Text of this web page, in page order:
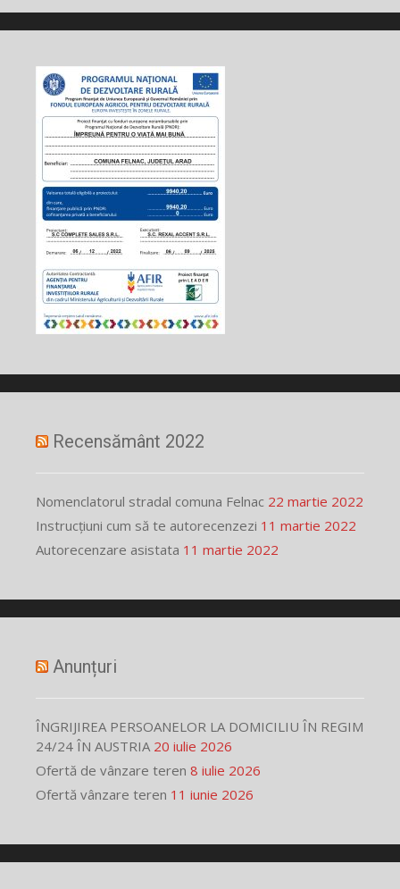
Recensământ 2022
Nomenclatorul stradal comuna Felnac 22 martie 2022
Instrucțiuni cum să te autorecenzezi 11 martie 2022
Autorecenzare asistata 11 martie 2022
Anunțuri
ÎNGRIJIREA PERSOANELOR LA DOMICILIU ÎN REGIM
24/24 ÎN AUSTRIA 20 iulie 2026
Ofertă de vânzare teren 8 iulie 2026
Ofertă vânzare teren 11 iunie 2026